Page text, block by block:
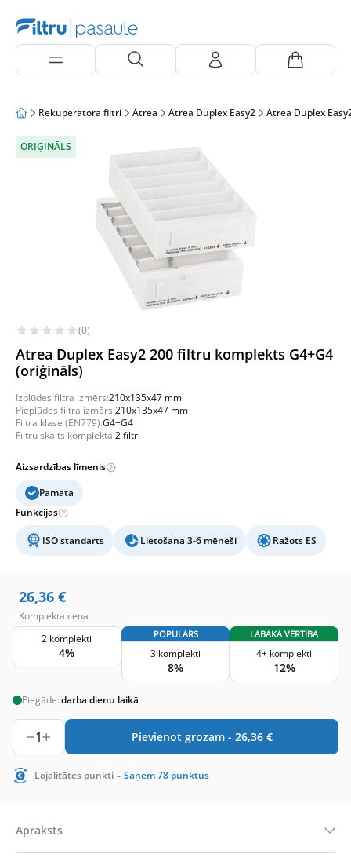
Rekuperatora filtri Atrea Atrea Duplex Easy2 Atrea Duplex
ORIĢINĀLS
(0)
Atrea Duplex Easy2 200 filtru komplekts G4+G4
(oriģināls)
Izplūdes filtra izmērs:210x135x47 mm
Pieplūdes filtra izmērs:210x135x47 mm
Filtra klase (EN779):G4+G4
Filtru skaits komplektā:2 filtri
Aizsardzības līmenis
Pamata
Funkcijas
ISO standarts Lietošana 3-6 mēneši Ražots ES
26,36 €
Komplekta cena
2 komplekti
4%
POPULĀRS
3 komplekti
8%
LABĀKĀ VĒRTĪBA
4+ komplekti
12%
Piegāde:darba dienu laikā
1 Pievienot grozam - 26,36 €
Lojalitātes punkti - Saņem78 punktus
Apraksts